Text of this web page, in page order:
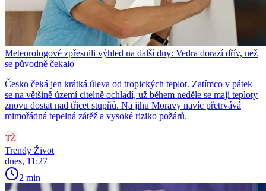
Meteorologové zpřesnili výhled na další dny: Vedra dorazí dřív, než
se původně čekalo
Česko čeká jen krátká úleva od tropických teplot. Zatímco v pátek
se na většině území citelně ochladí, už během neděle se mají teploty
znovu dostat nad třicet stupňů. Na jihu Moravy navíc přetrvává
mimořádná tepelná zátěž a vysoké riziko požárů.
Trendy Život
dnes, 11:27
2 min